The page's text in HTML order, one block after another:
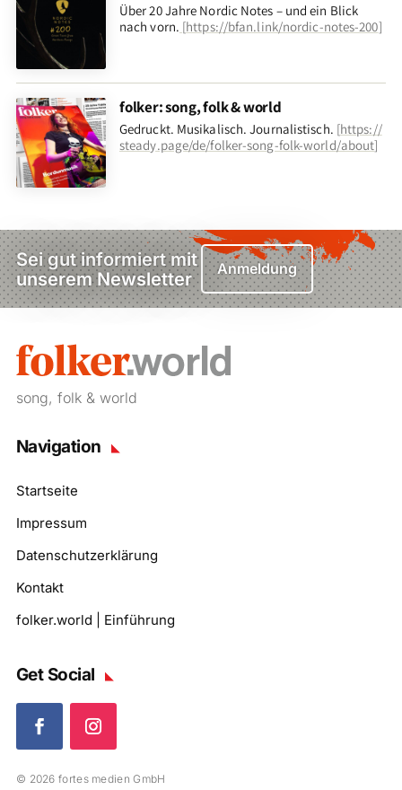
Über 20 Jahre Nordic Notes – und ein Blick
nach vorn. [https://bfan.link/nordic-notes-200]
folker: song, folk & world
Gedruckt. Musikalisch. Journalistisch. [https://
steady.page/de/folker-song-folk-world/about]
Sei gut informiert mit
unserem Newsletter
Anmeldung
song, folk & world
Navigation
Startseite
Impressum
Datenschutzerklärung
Kontakt
folker.world | Einführung
Get Social
© 2026 fortes medien GmbH